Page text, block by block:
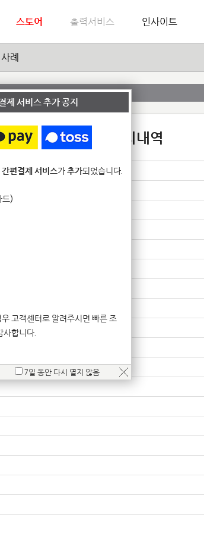
스토어 출력서비스 인사이트
례
1:1 문의내역
제 서비스 추가 공지
간편결제 서비스가추가되었습니다.
드)
고객센터로 알려주시면 빠른 조
사합니다.
7일 동안 다시 열지 않음